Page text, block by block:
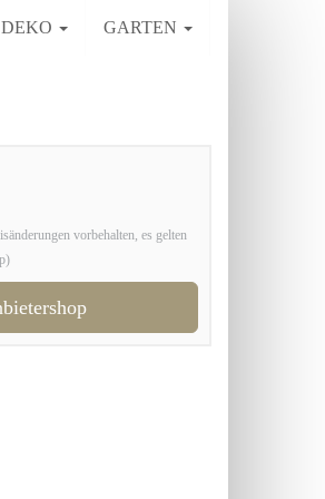
DEKO GARTEN
vorbehalten, es gelten